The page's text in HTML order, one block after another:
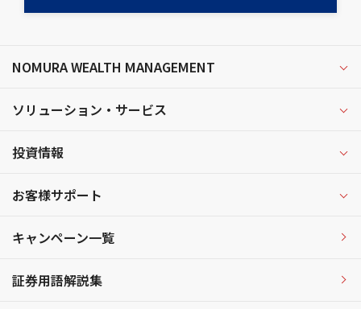
NOMURA WEALTH MANAGEMENT
ソリューション・サービス
投資情報
お客様サポート
キャンペーン一覧
証券用語解説集